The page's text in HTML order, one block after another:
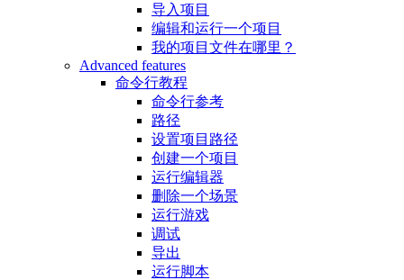
导入项目
编辑和运行一个项目
我的项目文件在哪里？
Advanced features
命令行教程
命令行参考
路径
设置项目路径
创建一个项目
运行编辑器
删除一个场景
运行游戏
调试
导出
运行脚本